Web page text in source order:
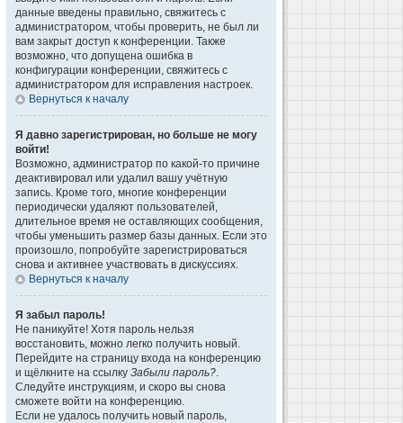
данные введены правильно, свяжитесь с
администратором, чтобы проверить, не был ли
вам закрыт доступ к конференции. Также
возможно, что допущена ошибка в
конфигурации конференции, свяжитесь с
администратором для исправления настроек.
Вернуться к началу
Я давно зарегистрирован, но больше не могу
войти!
Возможно, администратор по какой-то причине
деактивировал или удалил вашу учётную
запись. Кроме того, многие конференции
периодически удаляют пользователей,
длительное время не оставляющих сообщения,
чтобы уменьшить размер базы данных. Если это
произошло, попробуйте зарегистрироваться
снова и активнее участвовать в дискуссиях.
Вернуться к началу
Я забыл пароль!
Не паникуйте! Хотя пароль нельзя
восстановить, можно легко получить новый.
Перейдите на страницу входа на конференцию
и щёлкните на ссылку Забыли пароль?.
Следуйте инструкциям, и скоро вы снова
сможете войти на конференцию.
Если не удалось получить новый пароль,